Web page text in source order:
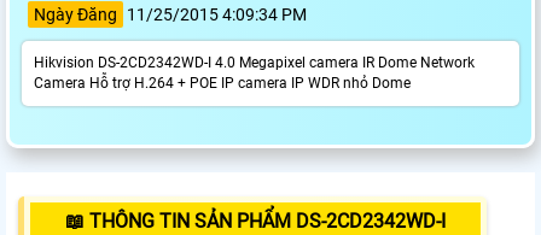
Ngày Đăng
11/25/2015 4:09:34 PM
Hikvision DS-2CD2342WD-I 4.0 Megapixel camera IR Dome Network
Camera Hỗ trợ H.264 + POE IP camera IP WDR nhỏ Dome
📖 THÔNG TIN SẢN PHẨM DS-2CD2342WD-I